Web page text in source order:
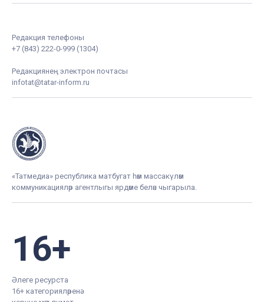
Редакция телефоны
+7 (843) 222-0-999 (1304)
Редакциянең электрон почтасы
infotat@tatar-inform.ru
«Татмедиа» республика матбугат һәм массакүләм
коммуникацияләр агентлыгы ярдәме белән чыгарыла.
16+
Әлеге ресурста
16+ категорияләренә